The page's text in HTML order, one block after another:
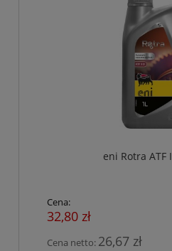
eni Rotra ATF
Cena:
32,80 zł
Cena netto: 26,67 zł